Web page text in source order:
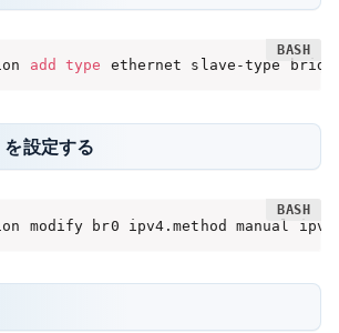
add type ethernet slave-type
設定する
modify br0 ipv4.method manual